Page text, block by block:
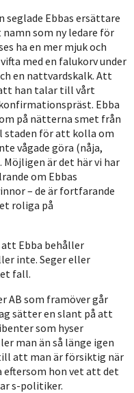
Ebbas ersättare
som ny ledare för
ha en mer mjuk och
med en falukorv under
en nattvardskalk. Att
han talar till vårt
Ebba
på nätterna smet från
för att kolla om
vågade göra (nåja,
Möjligen är det här vi har
om Ebbas
– de är fortfarande
roliga på
Ebba behåller
inte. Seger eller
fall.
AB som framöver går
sätter en slant på att
som hyser
man än så länge igen
att man är försiktig när
eftersom hon vet att det
s-politiker.